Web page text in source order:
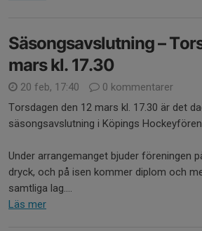
Säsongsavslutning –
mars kl. 17.30
20 feb, 17:40
0 kommentarer
Torsdagen den 12 mars kl. 17.30 är det
säsongsavslutning i Köpings
Under arrangemanget bjuder föreningen
dryck, och på isen kommer diplom och
samtliga lag....
Läs mer